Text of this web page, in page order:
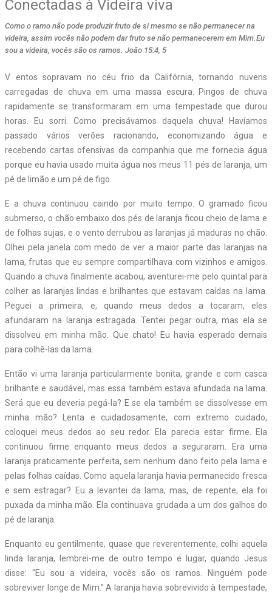
Conectadas à Videira viva
Como o ramo não pode produzir fruto de si mesmo se não permanecer na
videira, assim vocês não podem dar fruto se não permanecerem em Mim.Eu
sou a videira, vocês são os ramos. João 15:4, 5
V entos sopravam no céu frio da Califórnia, tornando nuvens
carregadas de chuva em uma massa escura. Pingos de chuva
rapidamente se transformaram em uma tempestade que durou
horas. Eu sorri. Como precisávamos daquela chuva! Havíamos
passado vários verões racionando, economizando água e
recebendo cartas ofensivas da companhia que me fornecia água
porque eu havia usado muita água nos meus 11 pés de laranja, um
pé de limão e um pé de figo.
E a chuva continuou caindo por muito tempo. O gramado ficou
submerso, o chão embaixo dos pés de laranja ficou cheio de lama e
de folhas sujas, e o vento derrubou as laranjas já maduras no chão.
Olhei pela janela com medo de ver a maior parte das laranjas na
lama, frutas que eu sempre compartilhava com vizinhos e amigos.
Quando a chuva finalmente acabou, aventurei-me pelo quintal para
colher as laranjas lindas e brilhantes que estavam caídas na lama.
Peguei a primeira, e, quando meus dedos a tocaram, eles
afundaram na laranja estragada. Tentei pegar outra, mas ela se
dissolveu em minha mão. Que chato! Eu havia esperado demais
para colhê-las da lama.
Então vi uma laranja particularmente bonita, grande e com casca
brilhante e saudável, mas essa também estava afundada na lama.
Será que eu deveria pegá-la? E se ela também se dissolvesse em
minha mão? Lenta e cuidadosamente, com extremo cuidado,
coloquei meus dedos ao seu redor. Ela parecia estar firme. Ela
continuou firme enquanto meus dedos a seguraram. Era uma
laranja praticamente perfeita, sem nenhum dano feito pela lama e
pelas folhas caídas. Como aquela laranja havia permanecido fresca
e sem estragar? Eu a levantei da lama, mas, de repente, ela foi
puxada da minha mão. Ela continuava grudada a um dos galhos do
pé de laranja.
Enquanto eu gentilmente, quase que reverentemente, colhi aquela
linda laranja, lembrei-me de outro tempo e lugar, quando Jesus
disse: “Eu sou a videira, vocês são os ramos. Ninguém pode
sobreviver longe de Mim.” A laranja havia sobrevivido à tempestade,